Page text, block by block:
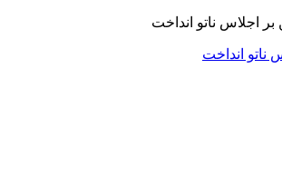
ناتو انداخت